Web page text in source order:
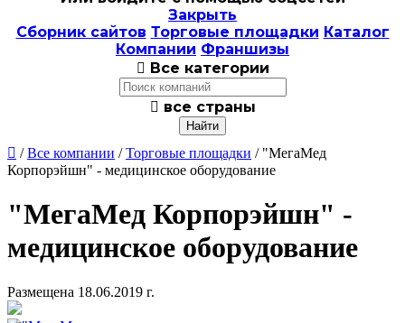
Закрыть
Сборник сайтов Торговые площадки Каталог
Компании Франшизы
 Все категории
 все страны
 /Все компании /Торговые площадки / "МегаМед
Корпорэйшн" - медицинское оборудование
"МегаМед Корпорэйшн" -
медицинское оборудование
Размещена 18.06.2019 г.